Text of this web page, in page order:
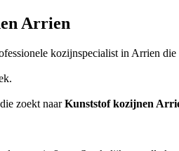
Arrien
kozijnspecialist in Arrien
zoekt naarKunststof kozijnen